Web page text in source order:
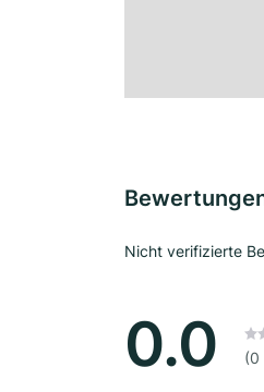
Nicht verifizierte
0.0 (0